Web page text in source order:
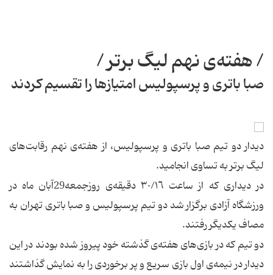
/ هفته‌ی نهم لیگ برتر /
صبا باتری و پرسپولیس امتیازها را تقسیم كردند
دیدار دو تیم صبا باتری و پرسپولیس، از هفته‌ی نهم رقابت‌های
لیگ برتر به تساوی انجامید.
در دیداری كه از ساعت ‌٣٠/١٦ دقیقه‌ی روزجمعه29آبان ماه در
ورزشگاه آزادی برگزار شد دو تیم پرسپولیس و صبا باتری تهران به
مصاف یكدیگر رفتند.
دو تیم كه در بازی‌های هفته‌ی گذشته خود پیروز شده بودند در این
دیدار در نیمه‌ی اول بازی سریع و پر برخوردی را به نمایش گذاشتند